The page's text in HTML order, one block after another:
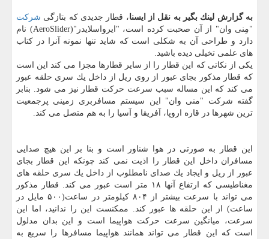
به گزارش لینك بگیر به نقل از ایسنا، قطار جدیدی كه بتازگی شركت
"مِنی وان" از آن صحبت كرده است، "ایرواسلایدر"(AeroSlider) نام
دارد و طراحی آن به شكلی است كه شاید تنها نمونه آنرا در كتاب
های علمی تخیلی دیده باشید.
یكی از نكاتی كه این قطار را از سایر قطارها مجزا می كند این است
كه قطار مذكور بجای عبور از روی ریل از داخل یك سری حلقه عبور
می كند كه این مساله سبب سرعت حركت قطار نیز می شود. بنابر
گفته شركت "منی وان" این سیستم مسافربری زمینی پرجمعیت
ترین شهرها در قاره اروپا، آفریقا و آسیا را به هم متصل می كند.
این قطار به صورتی در هوا شناور است و بنا بر این هیچ صدایی
مسافران داخل این قطار را اذیت نمی كند چونكه این قطار بجای
عبور از ریل و ایجاد یك صدای نامطلوب از داخل یك سری حلقه های
مغناطیسی كه ارتفاع آنها ۱۸ متر است عبور می كند. قطار مذكور
می تواند با سرعت بیشتر از ۸۰۴ كیلومتر در ساعت(۵۰۰ مایل در
ساعت) از این حلقه ها عبور كند. ممكنست این را ندانید، اما این
سرعت، میانگین سرعت حركت هواپیما است و این بدان مدلول
است كه این قطار می تواند همانند هواپیما مسافرها را سریع به